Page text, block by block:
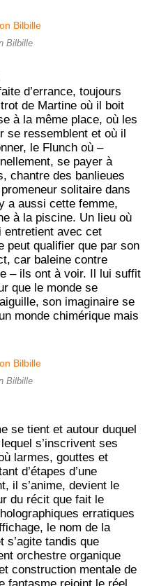
Bilbille
d’errance, toujours
de Martine où il boit
à la même place, où les
se ressemblent et où il
le Flunch où –
se payer à
chantre des banlieues
solitaire dans
a aussi cette femme,
à la piscine. Un lieu où
entretient avec cet
peut qualifier que par son
car baleine contre
– ils ont à voir. Il lui suffit
que le monde se
son imaginaire se
monde chimérique mais
Bilbille
se tient et autour duquel
s’inscrivent ses
larmes, gouttes et
d’étapes d’une
il s’anime, devient le
du récit que fait le
erratiques
le nom de la
s’agite tandis que
orchestre organique
construction mentale de